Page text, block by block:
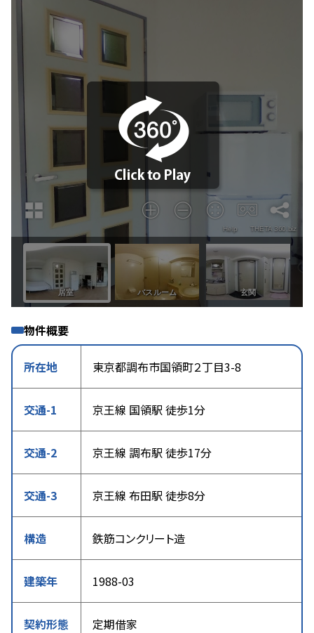
物件概要
所在地 東京都調布市国領町２丁目3-8
交通-1 京王線 国領駅 徒歩1分
交通-2 京王線 調布駅 徒歩17分
交通-3 京王線 布田駅 徒歩8分
構造 鉄筋コンクリート造
建築年 1988-03
契約形態 定期借家